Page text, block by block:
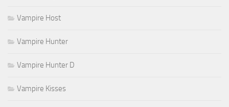
Vampire Host
Vampire Hunter
Vampire Hunter D
Vampire Kisses